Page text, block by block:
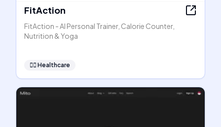
FitAction
FitAction - AI Personal Trainer, Calorie Counter,
Nutrition & Yoga
👩‍⚕️ Healthcare